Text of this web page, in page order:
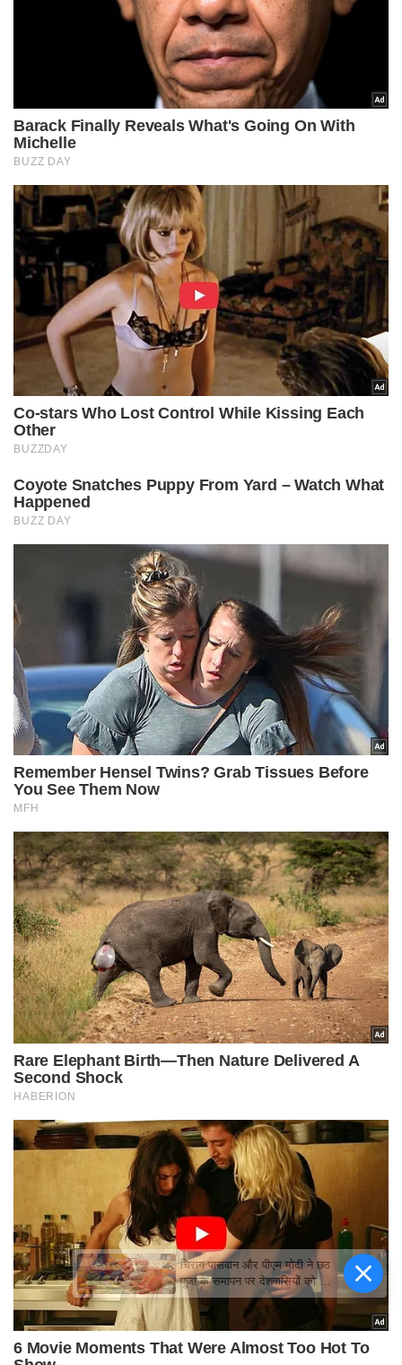
चिराग पासवान और पीएम मोदी ने छठ
पूजा के समापन पर देशवासियों को दी
शुभकामनाएं, छठी मैया से देश की
समृद्धि की कामना की